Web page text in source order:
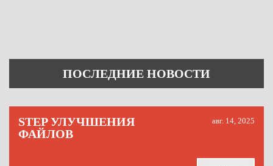
ПОСЛЕДНИЕ НОВОСТИ
STEP УЛУЧШЕНИЯ
ФАЙЛОВ
авг. 14, 2025